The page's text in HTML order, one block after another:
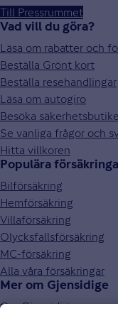
Till Pressrummet
Vad vill du göra?
Läsa om rabatter och
Beställa Grönt kort
Beställa resehandlingar
Läsa om autogiro
Besöka
Se vanliga frågor och
Hitta villkoren
Populära
Bilförsäkring
Hemförsäkring
Villaförsäkring
Olycksfallsförsäkring
MC-försäkring
Alla våra försäkringar
Mer om Gjensidige
Om Gjensidige